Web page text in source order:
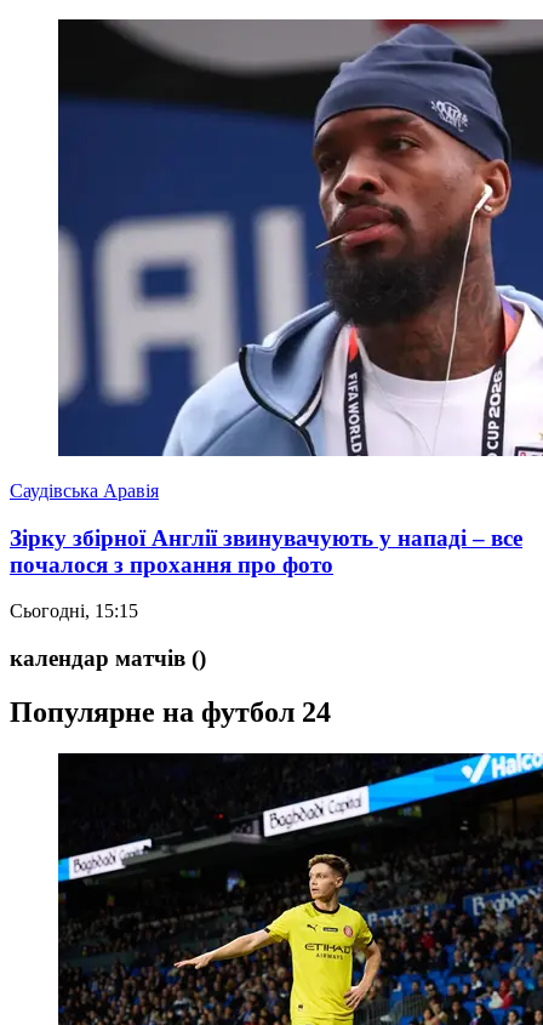
Саудівська Аравія
Зірку збірної Англії звинувачують у нападі – все
почалося з прохання про фото
Сьогодні, 15:15
календар матчів ()
Популярне на футбол 24